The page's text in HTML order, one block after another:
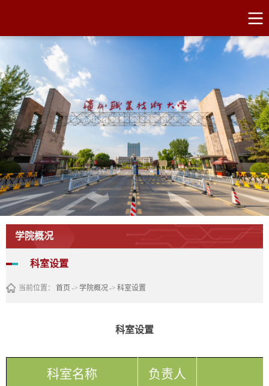
学院概况
科室设置
当前位置： 首页-> 学院概况-> 科室设置
科室设置
科室名称 负责人